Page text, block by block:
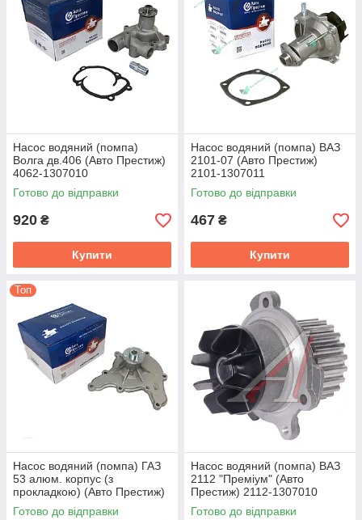
Насос водяний (помпа)
Волга дв.406 (Авто Престиж)
4062-1307010
Готово до відправки
920 ₴
Купити
Насос водяний (помпа) ВАЗ
2101-07 (Авто Престиж)
2101-1307011
Готово до відправки
467 ₴
Купити
Топ
Насос водяний (помпа) ГАЗ
53 алюм. корпус (з
прокладкою) (Авто Престиж)
66-1307010-22
Готово до відправки
Насос водяний (помпа) ВАЗ
2112 "Премiум" (Авто
Престиж) 2112-1307010
Готово до відправки